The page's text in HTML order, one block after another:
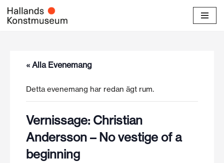
Hoppa
« Alla Evenemang
Detta evenemang har redan ägt rum.
Vernissage: Christian
Andersson – No vestige of a
beginning